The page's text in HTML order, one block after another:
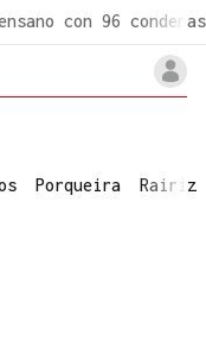
con 96 condenas
Porqueira Rairiz